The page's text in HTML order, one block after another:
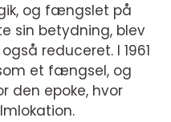
og fængslet på
sin betydning, blev
reduceret. I 1961
et fængsel, og
den epoke, hvor